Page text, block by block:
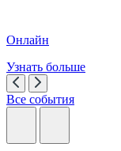
Онлайн
Узнать больше
Все события